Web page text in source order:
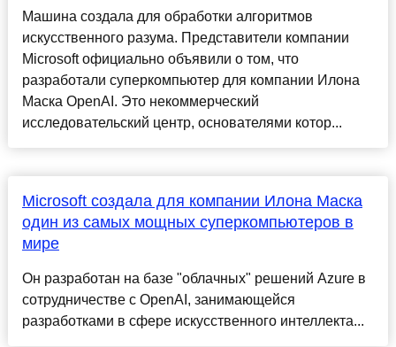
Машина создала для обработки алгоритмов
искусственного разума. Представители компании
Microsoft официально объявили о том, что
разработали суперкомпьютер для компании Илона
Маска OpenAI. Это некоммерческий
исследовательский центр, основателями котор...
Microsoft создала для компании Илона Маска
один из самых мощных суперкомпьютеров в
мире
Он разработан на базе "облачных" решений Azure в
сотрудничестве с OpenAI, занимающейся
разработками в сфере искусственного интеллекта...